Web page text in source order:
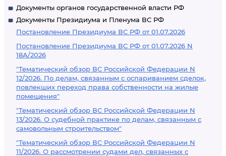
Документы органов государственной власти РФ
Документы Президиума и Пленума ВС РФ
Постановление Президиума ВС РФ от 01.07.2026
Постановление Президиума ВС РФ от 01.07.2026 N
18А/2026
"Тематический обзор ВС Российской Федерации N
12/2026. По делам, связанным с оспариванием сделок,
повлекших переход права собственности на жилые
помещения"
"Тематический обзор ВС Российской Федерации N
13/2026. О судебной практике по делам, связанным с
самовольным строительством"
"Тематический обзор ВС Российской Федерации N
11/2026. О рассмотрении судами дел, связанных с